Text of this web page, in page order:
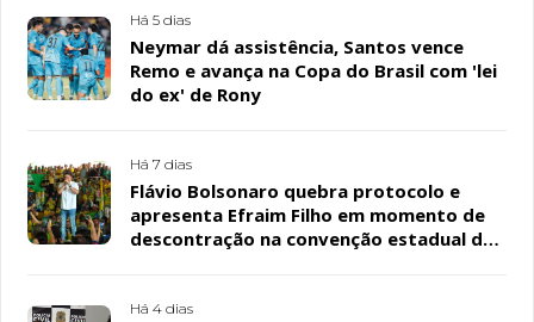
Há 5 dias
Neymar dá assistência, Santos vence
Remo e avança na Copa do Brasil com 'lei
do ex' de Rony
Há 7 dias
Flávio Bolsonaro quebra protocolo e
apresenta Efraim Filho em momento de
descontração na convenção estadual do
Há 4 dias